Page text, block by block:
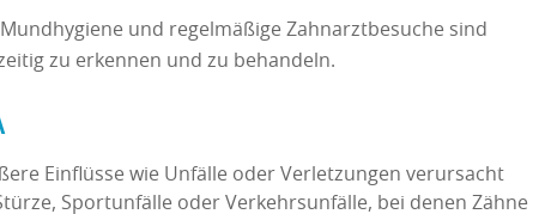
und regelmäßige Zahnarztbesuche sind
zu erkennen und zu behandeln.
Einflüsse wie Unfälle oder Verletzungen verursacht
Sportunfälle oder Verkehrsunfälle, bei denen Zähne